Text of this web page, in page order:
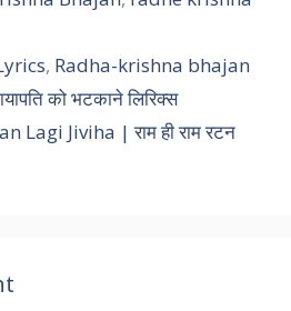
, Radha-krishna bhajan
को भटकाने लिरिक्स
Lagi Jiviha | राम ही राम रटन